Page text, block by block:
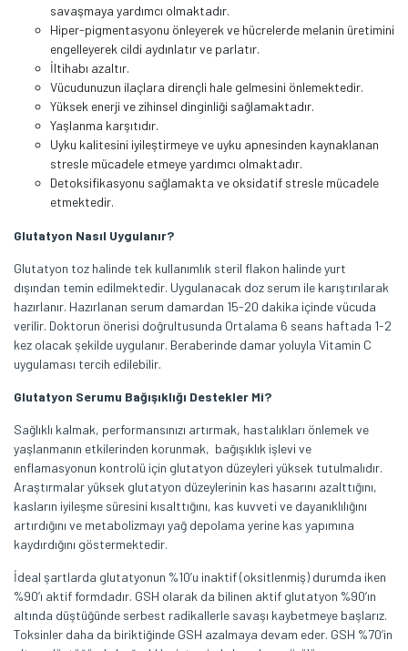
savaşmaya yardımcı olmaktadır.
Hiper-pigmentasyonu önleyerek ve hücrelerde melanin üretimini
engelleyerek cildi aydınlatır ve parlatır.
İltihabı azaltır.
Vücudunuzun ilaçlara dirençli hale gelmesini önlemektedir.
Yüksek enerji ve zihinsel dinginliği sağlamaktadır.
Yaşlanma karşıtıdır.
Uyku kalitesini iyileştirmeye ve uyku apnesinden kaynaklanan
stresle mücadele etmeye yardımcı olmaktadır.
Detoksifikasyonu sağlamakta ve oksidatif stresle mücadele
etmektedir.
Glutatyon Nasıl Uygulanır?
Glutatyon toz halinde tek kullanımlık steril flakon halinde yurt
dışından temin edilmektedir. Uygulanacak doz serum ile karıştırılarak
hazırlanır. Hazırlanan serum damardan 15-20 dakika içinde vücuda
verilir. Doktorun önerisi doğrultusunda Ortalama 6 seans haftada 1-2
kez olacak şekilde uygulanır. Beraberinde damar yoluyla Vitamin C
uygulaması tercih edilebilir.
Glutatyon Serumu Bağışıklığı Destekler Mi?
Sağlıklı kalmak, performansınızı artırmak, hastalıkları önlemek ve
yaşlanmanın etkilerinden korunmak, bağışıklık işlevi ve
enflamasyonun kontrolü için glutatyon düzeyleri yüksek tutulmalıdır.
Araştırmalar yüksek glutatyon düzeylerinin kas hasarını azalttığını,
kasların iyileşme süresini kısalttığını, kas kuvveti ve dayanıklılığını
artırdığını ve metabolizmayı yağ depolama yerine kas yapımına
kaydırdığını göstermektedir.
İdeal şartlarda glutatyonun %10’u inaktif (oksitlenmiş) durumda iken
%90’ı aktif formdadır. GSH olarak da bilinen aktif glutatyon %90’ın
altında düştüğünde serbest radikallerle savaşı kaybetmeye başlarız.
Toksinler daha da biriktiğinde GSH azalmaya devam eder. GSH %70’in